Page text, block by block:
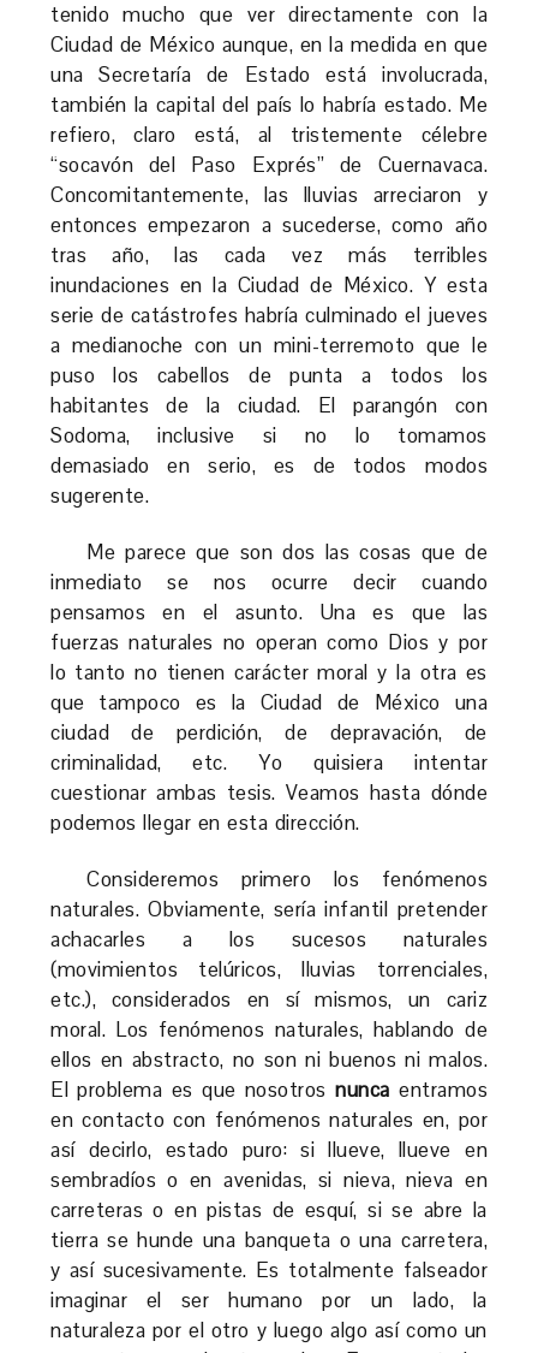
tenido mucho que ver directamente con la
Ciudad de México aunque, en la medida en que
una Secretaría de Estado está involucrada,
también la capital del país lo habría estado. Me
refiero, claro está, al tristemente célebre
“socavón del Paso Exprés” de Cuernavaca.
Concomitantemente, las lluvias arreciaron y
entonces empezaron a sucederse, como año
tras año, las cada vez más terribles
inundaciones en la Ciudad de México. Y esta
serie de catástrofes habría culminado el jueves
a medianoche con un mini-terremoto que le
puso los cabellos de punta a todos los
habitantes de la ciudad. El parangón con
Sodoma, inclusive si no lo tomamos
demasiado en serio, es de todos modos
sugerente.
Me parece que son dos las cosas que de
inmediato se nos ocurre decir cuando
pensamos en el asunto. Una es que las
fuerzas naturales no operan como Dios y por
lo tanto no tienen carácter moral y la otra es
que tampoco es la Ciudad de México una
ciudad de perdición, de depravación, de
criminalidad, etc. Yo quisiera intentar
cuestionar ambas tesis. Veamos hasta dónde
podemos llegar en esta dirección.
Consideremos primero los fenómenos
naturales. Obviamente, sería infantil pretender
achacarles a los sucesos naturales
(movimientos telúricos, lluvias torrenciales,
etc.), considerados en sí mismos, un cariz
moral. Los fenómenos naturales, hablando de
ellos en abstracto, no son ni buenos ni malos.
El problema es que nosotrosnunca entramos
en contacto con fenómenos naturales en, por
así decirlo, estado puro: si llueve, llueve en
sembradíos o en avenidas, si nieva, nieva en
carreteras o en pistas de esquí, si se abre la
tierra se hunde una banqueta o una carretera,
y así sucesivamente. Es totalmente falseador
imaginar el ser humano por un lado, la
naturaleza por el otro y luego algo así como un